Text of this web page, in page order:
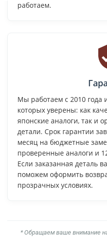
работаем.
Мы работаем с 2010 года
которых уверены: как
японские аналоги, так и
детали. Срок гарантии
месяц на бюджетные
проверенные аналоги и
Если заказанная деталь
поможем оформить
прозрачных условиях.
* Обращаем ваше внимание